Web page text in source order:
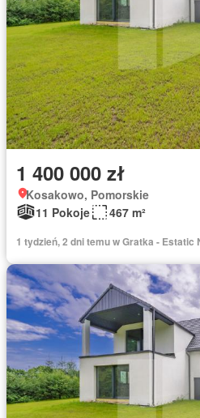
1 400 000 zł
Kosakowo, Pomorskie
11 Pokoje
467 m²
1 tydzień, 2 dni temu w Gratka - Estatic